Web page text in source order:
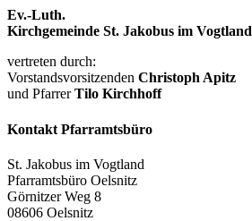
Ev.-Luth.
Kirchgemeinde St. Jakobus im Vogtland
vertreten durch:
Vorstandsvorsitzenden Christoph Apitz
und PfarrerTilo Kirchhoff
Kontakt Pfarramtsbüro
St. Jakobus im Vogtland
Pfarramtsbüro Oelsnitz
Görnitzer Weg 8
08606 Oelsnitz